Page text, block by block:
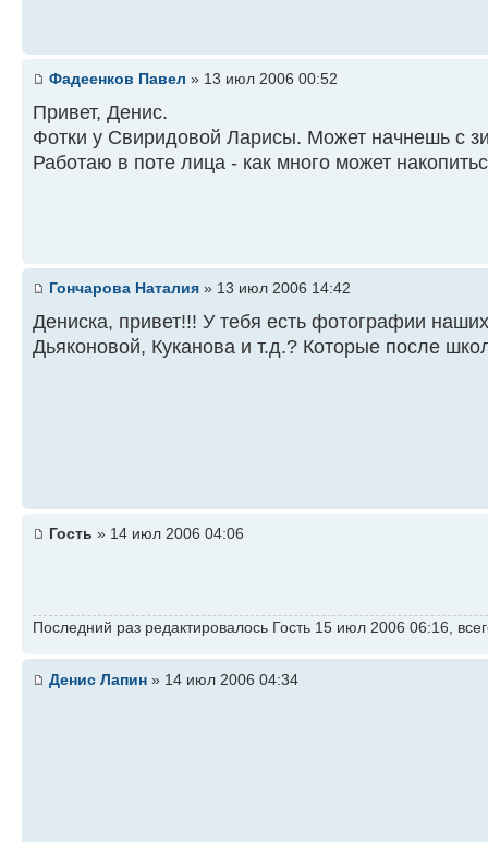
Фадеенков Павел » 13 июл 2006 00:52
Привет, Денис.
Фотки у Свиридовой Ларисы. Может начнешь с
Работаю в поте лица - как много может
Гончарова Наталия » 13 июл 2006 14:42
Дениска, привет!!! У тебя есть фотографии
Дьяконовой, Куканова и т.д.? Которые после
Гость » 14 июл 2006 04:06
Последний раз редактировалось Гость 15 июл 2006 06:16,
Денис Лапин » 14 июл 2006 04:34